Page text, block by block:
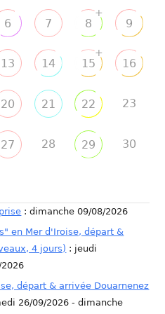
6 7 8
+
9
13 14 15
+
16
20 21 22 23
27 28 29 30
: dimanche 09/08/2026
en Mer d'Iroise, départ &
4 jours) : jeudi
départ & arrivée Douarnenez
26/09/2026 - dimanche